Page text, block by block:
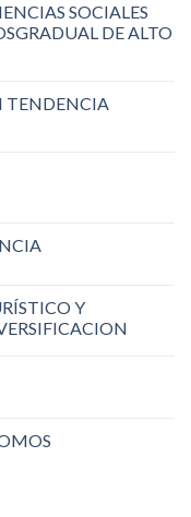
SOCIALES
DE ALTO
TENDENCIA
Y